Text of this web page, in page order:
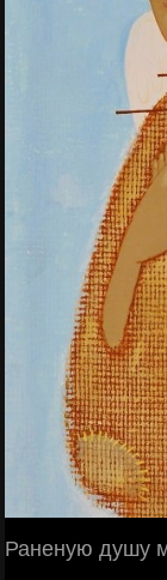
Раненую душу